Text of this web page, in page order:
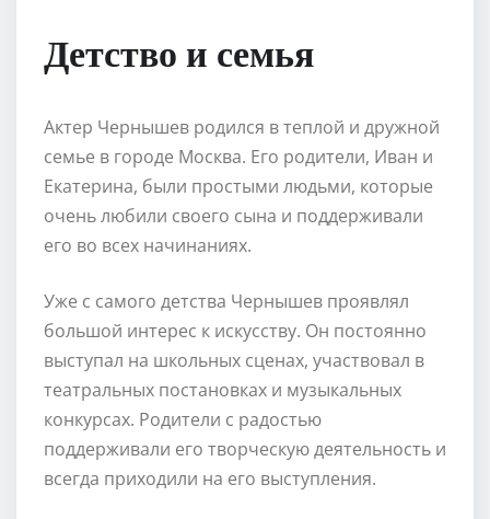
Детство и семья
Актер Чернышев родился в теплой и дружной
семье в городе Москва. Его родители, Иван и
Екатерина, были простыми людьми, которые
очень любили своего сына и поддерживали
его во всех начинаниях.
Уже с самого детства Чернышев проявлял
большой интерес к искусству. Он постоянно
выступал на школьных сценах, участвовал в
театральных постановках и музыкальных
конкурсах. Родители с радостью
поддерживали его творческую деятельность и
всегда приходили на его выступления.